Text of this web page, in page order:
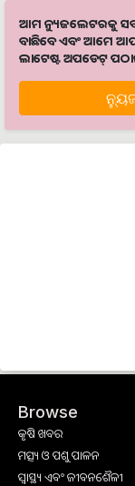
ଆମ ନ୍ୟୁଜଲେଟରକୁ
ବାଛିବେ ଏବଂ ଆମେ
ଲାଟେଷ୍ଟ ଅପଡେଟ୍‌
Browse
କୃଷି ଖବର
ମତ୍ସ୍ୟ ଓ ପଶୁ ପାଳନ
ସ୍ୱାସ୍ଥ୍ୟ ଏବଂ ଜୀବନଶୈଳୀ